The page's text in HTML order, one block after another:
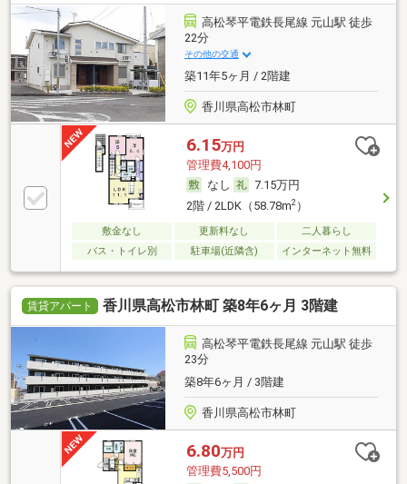
高松琴平電鉄長尾線 元山駅 徒歩
22分
その他の交通
築11年5ヶ月 / 2階建
香川県高松市林町
6.15万円
管理費4,100円
なし
7.15万円
2階 / 2LDK（58.78m2）
敷金なし 更新料なし
二人暮らし
バス・トイレ別
駐車場(近隣含) インターネット無料
賃貸アパート 香川県高松市林町 築8年6ヶ月 3階建
高松琴平電鉄長尾線 元山駅 徒歩
23分
築8年6ヶ月 / 3階建
香川県高松市林町
6.80万円
管理費5,500円